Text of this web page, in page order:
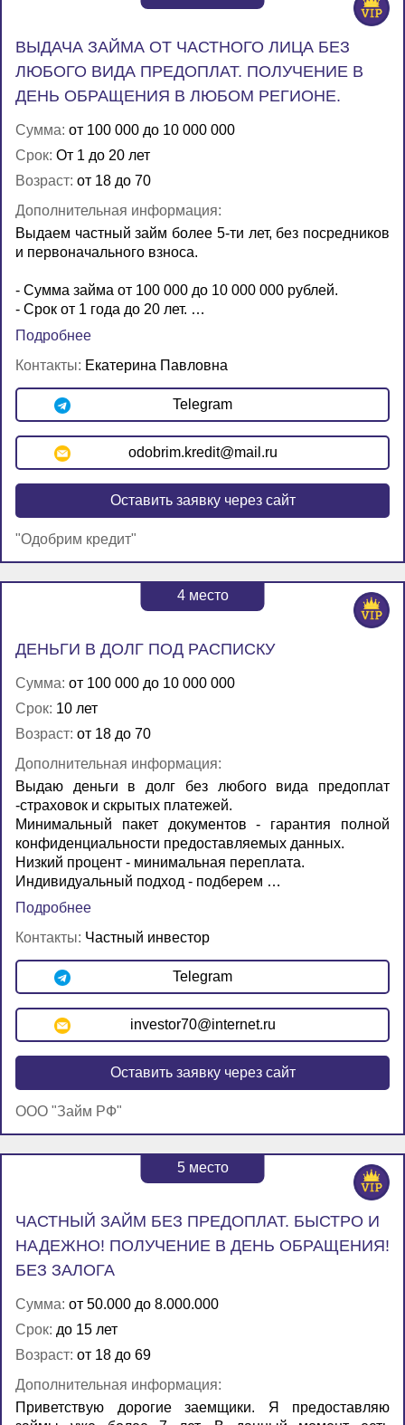
ВЫДАЧА ЗАЙМА ОТ ЧАСТНОГО ЛИЦА БЕЗ
ЛЮБОГО ВИДА ПРЕДОПЛАТ. ПОЛУЧЕНИЕ В
ДЕНЬ ОБРАЩЕНИЯ В ЛЮБОМ РЕГИОНЕ.
Сумма: от 100 000 до 10 000 000
Срок: От 1 до 20 лет
Возраст: от 18 до 70
Дополнительная информация:
Выдаем частный займ более 5-ти лет, без посредников
и первоначального взноса.
- Сумма займа от 100 000 до 10 000 000 рублей.
- Срок от 1 года до 20 лет. …
Подробнее
Контакты: Екатерина Павловна
Telegram
odobrim.kredit@mail.ru
Оставить заявку через сайт
"Одобрим кредит"
4место
ДЕНЬГИ В ДОЛГ ПОД РАСПИСКУ
Сумма: от 100 000 до 10 000 000
Срок: 10 лет
Возраст: от 18 до 70
Дополнительная информация:
Выдаю деньги в долг без любого вида предоплат
-страховок и скрытых платежей.
Минимальный пакет документов - гарантия полной
конфиденциальности предоставляемых данных.
Низкий процент - минимальная переплата.
Индивидуальный подход - подберем …
Подробнее
Контакты: Частный инвестор
Telegram
investor70@internet.ru
Оставить заявку через сайт
ООО "Займ РФ"
5место
ЧАСТНЫЙ ЗАЙМ БЕЗ ПРЕДОПЛАТ. БЫСТРО И
НАДЕЖНО! ПОЛУЧЕНИЕ В ДЕНЬ ОБРАЩЕНИЯ!
БЕЗ ЗАЛОГА
Сумма: от 50.000 до 8.000.000
Срок: до 15 лет
Возраст: от 18 до 69
Дополнительная информация:
Приветствую дорогие заемщики. Я предоставляю